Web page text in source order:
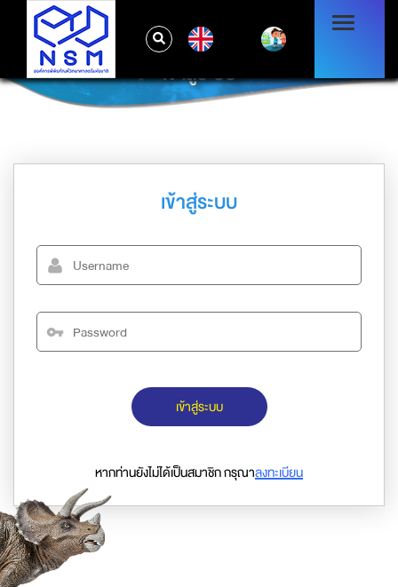
เข้าสู่ระบบ
เข้าสู่ระบบ
เข้าสู่ระบบ
หากท่านยังไม่ได้เป็นสมาชิก กรุณาลงทะเบียน